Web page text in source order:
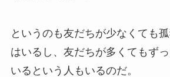
というのも友だちが少なくても
はいるし、友だちが多くてもず
いるという人もいるのだ。